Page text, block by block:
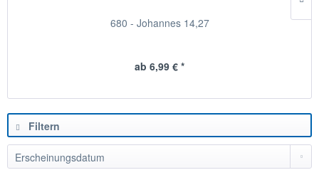
680 - Johannes 14,27
ab 6,99 € *
Filtern